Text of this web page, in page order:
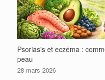
Psoriasis et eczéma :
peau
28 mars 2026